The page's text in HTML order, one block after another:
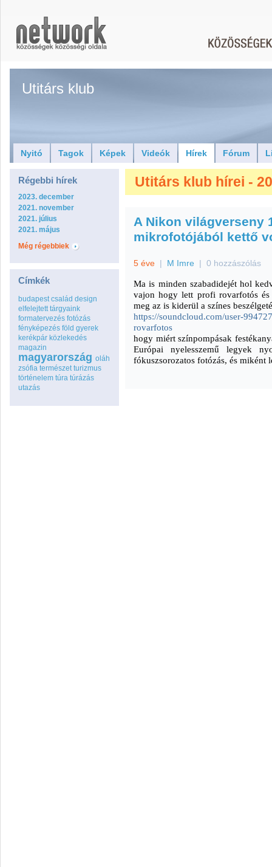
Utitárs klub
Nyitó Tagok Képek Videók Hírek Fórum
Régebbi hírek
2023. december
2021. november
2021. július
2021. május
Még régebbiek
Címkék
budapest család design
elfelejtett tárgyaink
formatervezés fotózás
fényképezés föld gyerek
kerékpár közlekedés
magazin
magyarország oláh
zsófia természet turizmus
történelem túra túrázás
utazás
Utitárs klub hírei -
A Nikon világverseny
mikrofotójából kettő
5 éve | M Imre | 0 hozzászólás
Ma is minden szabadidejét hol
vajon hogy lett profi rovarfotós
meg az is kiderül a színes
https://soundcloud.com/user-
rovarfotos
hogy miért színpompásak
Európai nyelesszemű legyek
fókuszsorozatos fotózás, és